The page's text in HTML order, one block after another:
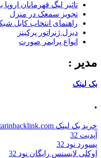
تاثیر لیگ قهرمانان اروپا
تجویز سمعک در منزل
راهنمای انتخاب کابل
دیزل ژنراتور پرکینز
انواع پرایمر صورت
مدیر :
بک لینک
.
خرید بک لینک behtarinbacklink.com
آپدیت 32
پسورد نود 32
اوکلی لایسنس رایگان نود 32